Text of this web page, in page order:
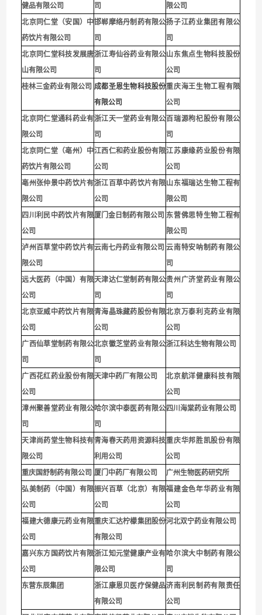
健品有限公司
司
限公司
北京同仁堂（安国）中
药饮片有限公司
邯郸摩络丹制药有限公
司
扬子江药业集团有限公
司
北京同仁堂科技发展唐
山有限公司
浙江寿仙谷药业有限公
司
山东焦点生物科技股份
公司
桂林三金药业有限公司 成都圣恩生物科技股份
有限公司
重庆海王生物工程有限
公司
北京同仁堂通科药业有
限公司
浙江天一堂药业有限公
司
百瑞源枸杞股份有限公
司
北京同仁堂（亳州）中
药饮片有限公司
江西仁和药业股份有限
公司
江苏康缘药业股份有限
公司
亳州张仲景中药饮片有
限公司
浙江百草中药饮片有限
公司
山东福瑞达生物工程有
限公司
四川利民中药饮片有限
公司
厦门金日制药有限公司 东营佛思特生物工程有
限公司
泸州百草堂中药饮片有
限公司
云南七丹药业有限公司 云南特安呐制药有限公
司
远大医药（中国）有限
公司
天津达仁堂制药有限公
司
贵州广济堂药业有限公
司
北京亚威中药饮片有限
公司
青海晶珠藏药股份有限
公司
北京万泰利克药业有限
公司
广西仙草堂制药有限公
司
北京徽芝堂药业有限公
司
浙江科达生物有限公司
广西花红药业股份有限
公司
天津中药厂有限公司
北京航洋健康科技有限
公司
漳州聚善堂药业有限公
司
哈尔滨中泰医药有限公
司
四川海棠药业有限公司
天津尚药堂生物科技有
限公司
青海春天药用资源科技
利用公司
重庆华邦胜凯股份有限
公司
重庆国舒制药有限公司 厦门中药厂有限公司
广州生物医药研究所
弘美制药（中国）有限
公司
振兴百草（北京）有限
公司
福建金色年华药业有限
公司
福建大德康元药业有限
公司
重庆汇达柠檬集团股份
有限公司
河北双宁药业有限公司
嘉兴东方国药饮片有限
公司
浙江知元堂健康产业有
限公司
哈尔滨大中制药有限公
司
东营东辰集团
浙江康恩贝医疗保健品
有限公司
济南利民制药有限责任
公司